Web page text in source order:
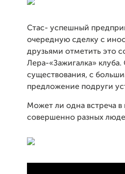
Стас- успешный
очередную сделку с
друзьями отметить это
Лера-«Зажигалка»
существования, с
предложение подруги
Может ли одна встреча в
совершенно разных